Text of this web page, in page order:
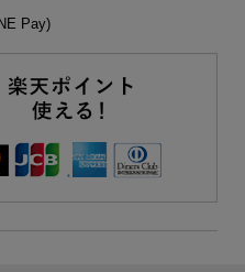
Pay)